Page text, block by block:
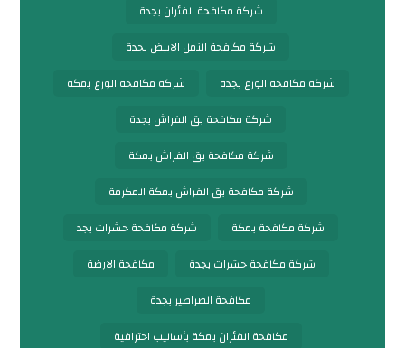
شركة مكافحة الفئران بجدة
شركة مكافحة النمل الابيض بجدة
شركة مكافحة الوزغ بجدة
شركة مكافحة الوزغ بمكة
شركة مكافحة بق الفراش بجدة
شركة مكافحة بق الفراش بمكة
شركة مكافحة بق الفراش بمكة المكرمة
شركة مكافحة بمكة
شركة مكافحة حشرات بجد
شركة مكافحة حشرات بجدة
مكافحة الارضة
مكافحة الصراصير بجدة
مكافحة الفئران بمكة بأساليب احترافية